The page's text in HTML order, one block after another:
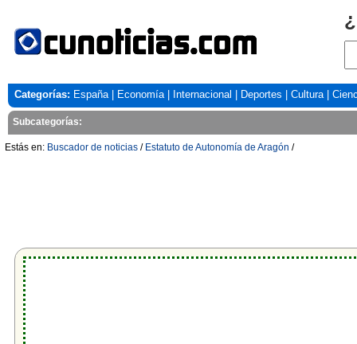
Categorías: España| Economía| Internacional Deportes Cultura|
Subcategorías:
Estás en: Buscador de noticias / Estatuto de Autonomía de Aragón /